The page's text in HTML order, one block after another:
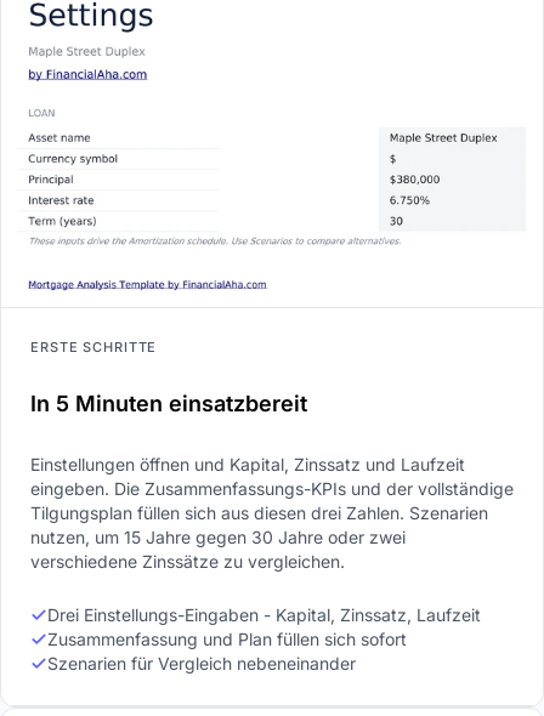
ERSTE SCHRITTE
In 5 Minuten einsatzbereit
Einstellungen öffnen und Kapital, Zinssatz und Laufzeit
eingeben. Die Zusammenfassungs-KPIs und der vollständige
Tilgungsplan füllen sich aus diesen drei Zahlen. Szenarien
nutzen, um 15 Jahre gegen 30 Jahre oder zwei
verschiedene Zinssätze zu vergleichen.
Drei Einstellungs-Eingaben - Kapital, Zinssatz, Laufzeit
Zusammenfassung und Plan füllen sich sofort
Szenarien für Vergleich nebeneinander